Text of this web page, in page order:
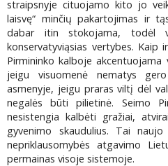
straipsnyje cituojamo kito jo
laisvę“ minčių pakartojimas ir
dabar itin stokojama, todėl
konservatyviąsias vertybes. Kaip
Pirmininko kalboje
jeigu visuomenė nematys
asmenyje, jeigu praras viltį dėl
negalės būti pilietinė. Seimo
nesistengia kalbėti gražiai,
gyvenimo skaudulius. Tai
nepriklausomybės atgavimo
permainas visoje sistemoje.